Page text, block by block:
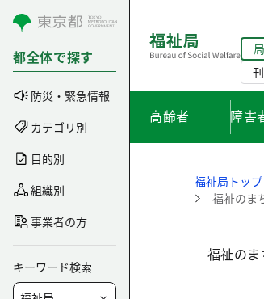
コンテンツにスキップ
都全体で探す
防災・緊急情報
カテゴリ別
目的別
組織別
事業者の方
キーワード検索
高齢者 障害
福祉局トップ
福祉のま
福祉の